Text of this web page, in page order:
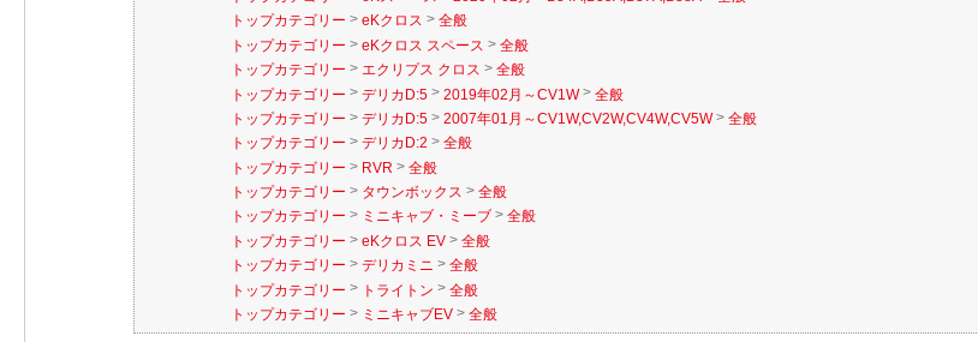
トップカテゴリー > eKクロス > 全般
トップカテゴリー > eKクロス スペース > 全般
トップカテゴリー > エクリプス クロス > 全般
トップカテゴリー > デリカD:5 > 2019年02月～CV1W> 全般
トップカテゴリー > デリカD:5 > 2007年01月～CV1W,CV2W,CV4W,CV5W> 全般
トップカテゴリー > デリカD:2 > 全般
トップカテゴリー > RVR > 全般
トップカテゴリー > タウンボックス > 全般
トップカテゴリー > ミニキャブ・ミーブ > 全般
トップカテゴリー > eKクロス EV > 全般
トップカテゴリー > デリカミニ > 全般
トップカテゴリー > トライトン > 全般
トップカテゴリー > ミニキャブEV > 全般